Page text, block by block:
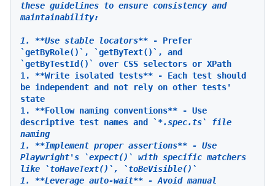
these guidelines to ensure consistency and
maintainability:
1. **Use stable locators** - Prefer
`getByRole()`, `getByText()`, and
`getByTestId()` over CSS selectors or XPath
1. **Write isolated tests** - Each test should
be independent and not rely on other tests'
state
1. **Follow naming conventions** - Use
descriptive test names and ` *.spec.ts` file
naming
1. **Implement proper assertions** - Use
Playwright's `expect()` with specific matchers
like `toHaveText()`, `toBeVisible()`
1. **Leverage auto-wait** - Avoid manual